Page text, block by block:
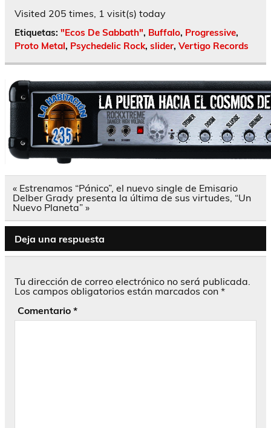
Visited 205 times, 1 visit(s) today
Etiquetas: "Ecos De Sabbath", Buffalo, Progressive,
Proto Metal, Psychedelic Rock, slider, Vertigo Records
Navegación
de
entradas
« Estrenamos “Pánico”, el nuevo single de Emisario
Delber Grady presenta la última de sus virtudes, “Un
Nuevo Planeta” »
Deja una respuesta
Tu dirección de correo electrónico no será publicada.
Los campos obligatorios están marcados con *
Comentario *